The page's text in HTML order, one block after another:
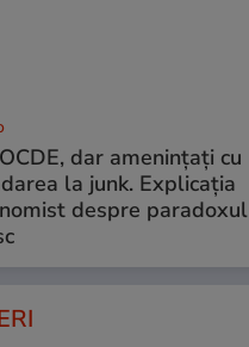
dar amenințați cu
la junk. Explicația
despre paradoxul